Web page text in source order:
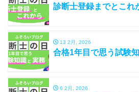
診断士登録までとこれ
13 2月, 2026
合格1年目で思う試験
6 2月, 2026